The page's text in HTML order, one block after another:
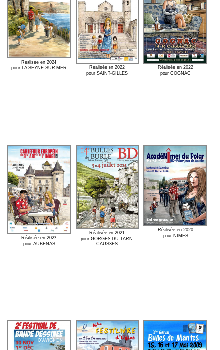
Réalisée en 2024
pour LA SEYNE-SUR-MER
Réalisée en 2022
pour SAINT-GILLES
Réalisée en 2022
pour COGNAC
Réalisée en 2022
pour AUBENAS
Réalisée en 2021
pour GORGES-DU-TARN-
CAUSSES
Réalisée en 2020
pour NIMES